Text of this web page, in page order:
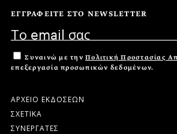
ΕΓΓΡΑΦΕΙΤΕ ΣΤΟ NEWSLETTER
Συναινώ με την Πολιτική Προστασίας
επεξεργασία προσωπικών δεδομένων.
ΑΡΧΕΙΟ ΕΚΔΟΣΕΩΝ
ΣΧΕΤΙΚΑ
ΣΥΝΕΡΓΑΤΕΣ